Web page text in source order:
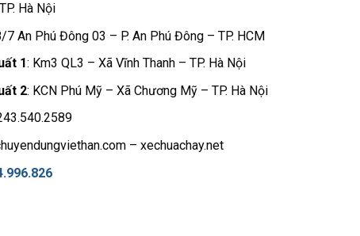
Hà Nội
An Phú Đông 03 – P. An Phú Đông – TP. HCM
1: Km3 QL3 – Xã Vĩnh Thanh – TP. Hà Nội
2: KCN Phú Mỹ – Xã Chương Mỹ – TP. Hà Nội
– xechuachay.net